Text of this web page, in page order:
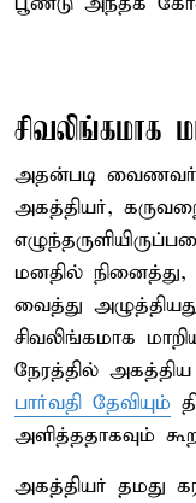
சிவலிங்கமாக
அதன்படி வைணவர்
அகத்தியர்,
மனதில்
வைத்து
சிவலிங்கமாக
நேரத்தில் அகத்திய
பார்வதி தேவியும்
அளித்ததாகவும்
அகத்தியர் தமது